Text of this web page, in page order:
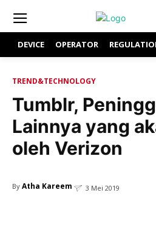
DEVICE OPERATOR
TREND&TECHNOLOGY
Tumblr,
Lainnya yang
oleh Verizon
By Atha Kareem 3 Mei 2019